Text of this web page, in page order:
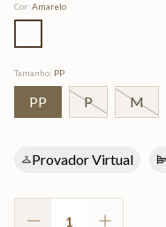
Cor: Amarelo
Tamanho: PP
PP P M
Provador Virtual